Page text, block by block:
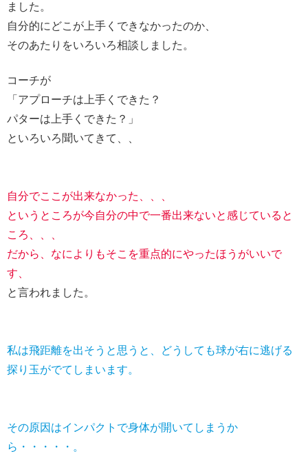
ました。
自分的にどこが上手くできなかったのか、
そのあたりをいろいろ相談しました。
コーチが
「アプローチは上手くできた？
パターは上手くできた？」
といろいろ聞いてきて、、
自分でここが出来なかった、、、
というところが今自分の中で一番出来ないと感じていると
ころ、、、
だから、なによりもそこを重点的にやったほうがいいで
す、
と言われました。
私は飛距離を出そうと思うと、どうしても球が右に逃げる
探り玉がでてしまいます。
その原因はインパクトで身体が開いてしまうか
ら・・・・・。